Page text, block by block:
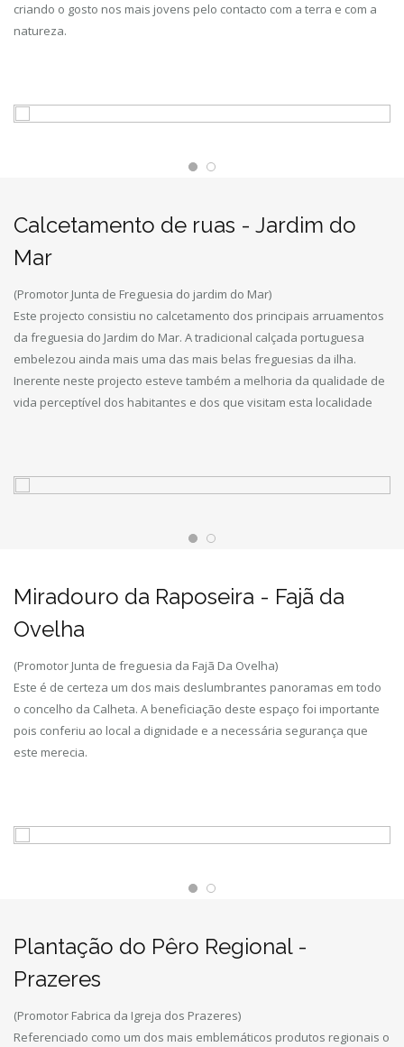
criando o gosto nos mais jovens pelo contacto com a terra e com a
natureza.
Calcetamento de ruas - Jardim do
Mar
(Promotor Junta de Freguesia do jardim do Mar)
Este projecto consistiu no calcetamento dos principais arruamentos
da freguesia do Jardim do Mar. A tradicional calçada portuguesa
embelezou ainda mais uma das mais belas freguesias da ilha.
Inerente neste projecto esteve também a melhoria da qualidade de
vida perceptível dos habitantes e dos que visitam esta localidade
Miradouro da Raposeira - Fajã da
Ovelha
(Promotor Junta de freguesia da Fajã Da Ovelha)
Este é de certeza um dos mais deslumbrantes panoramas em todo
o concelho da Calheta. A beneficiação deste espaço foi importante
pois conferiu ao local a dignidade e a necessária segurança que
este merecia.
Plantação do Pêro Regional -
Prazeres
(Promotor Fabrica da Igreja dos Prazeres)
Referenciado como um dos mais emblemáticos produtos regionais o